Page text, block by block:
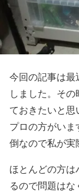
今回の記事は最
しました。そ
ておきたいと思
プロの方がい
倒なので私が実
ほとんどの方
るので問題は